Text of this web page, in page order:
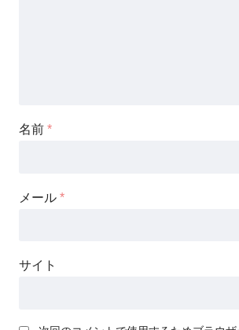
名前 *
メール *
サイト